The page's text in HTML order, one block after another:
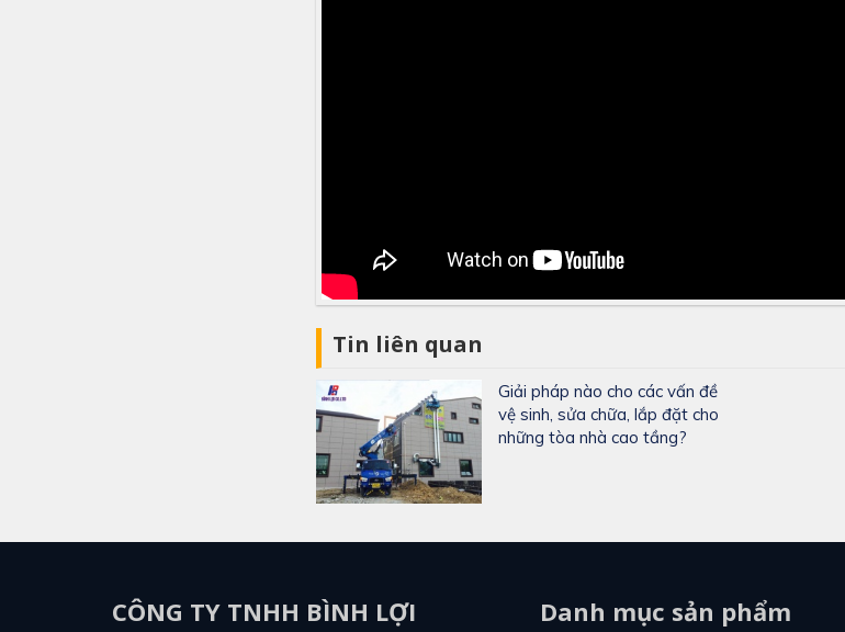
Tin liên quan
Giải pháp nào cho các vấn đề
vệ sinh, sửa chữa, lắp đặt cho
những tòa nhà cao tầng?
CÔNG TY TNHH BÌNH LỢI Danh mục sản phẩm